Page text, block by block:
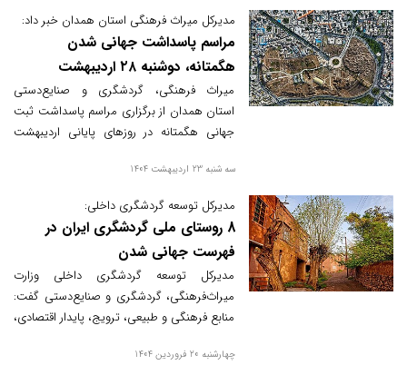
مدیرکل میراث‌ فرهنگی استان همدان خبر داد:
مراسم پاسداشت جهانی شدن
هگمتانه، دوشنبه ۲۸ اردیبهشت‌
میراث‌ فرهنگی، گردشگری و صنایع‌دستی
استان همدان از برگزاری مراسم پاسداشت ثبت
جهانی هگمتانه در روزهای پایانی اردیبهشت
خبر داد.
سه شنبه 23 اردیبهشت 1404
مدیرکل توسعه گردشگری داخلی:
8 روستای ملی گردشگری ایران در
فهرست جهانی‌ شدن
مدیرکل توسعه گردشگری داخلی وزارت
میراث‌فرهنگی، گردشگری و صنایع‌دستی گفت:
منابع فرهنگی و طبیعی، ترویج، پایدار اقتصادی،
توسعه و یکپارچگی زنجیره ارزش، حاکمیت و
چهارشنبه 20 فروردین 1404